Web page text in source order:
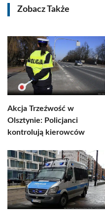
Zobacz Także
Akcja Trzeźwość w
Olsztynie: Policjanci
kontrolują kierowców